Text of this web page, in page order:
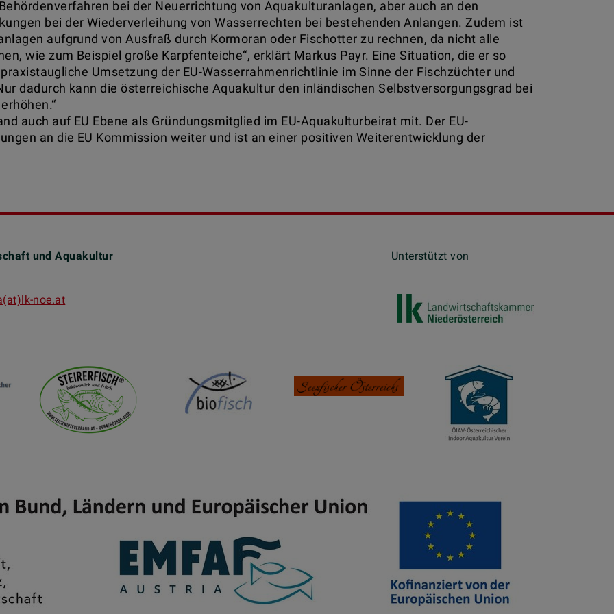
bei der Neuerrichtung von Aquakulturanlagen, aber auch an den
bei der Wiederverleihung von Wasserrechten bei bestehenden Anlangen. Zudem ist
aufgrund von Ausfraß durch Kormoran oder Fischotter zu rechnen, da nicht alle
wie zum Beispiel große Karpfenteiche“, erklärt Markus Payr. Eine Situation, die er so
Umsetzung der EU-Wasserrahmenrichtlinie im Sinne der Fischzüchter und
dadurch kann die österreichische Aquakultur den inländischen Selbstversorgungsgrad bei
auch auf EU Ebene als Gründungsmitglied im EU-Aquakulturbeirat mit. Der EU-
an die EU Kommission weiter und ist an einer positiven Weiterentwicklung der
und Aquakultur
noe.at
Unterstützt von